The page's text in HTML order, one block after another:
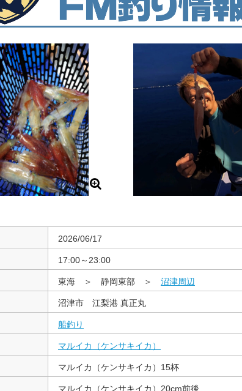
2026/06/17
17:00～23:00
東海 ＞ 静岡東部 ＞ 沼津周辺
沼津市 江梨港 真正丸
船釣り
マルイカ（ケンサキイカ）
マルイカ（ケンサキイカ）15杯
マルイカ（ケンサキイカ）20cm前後